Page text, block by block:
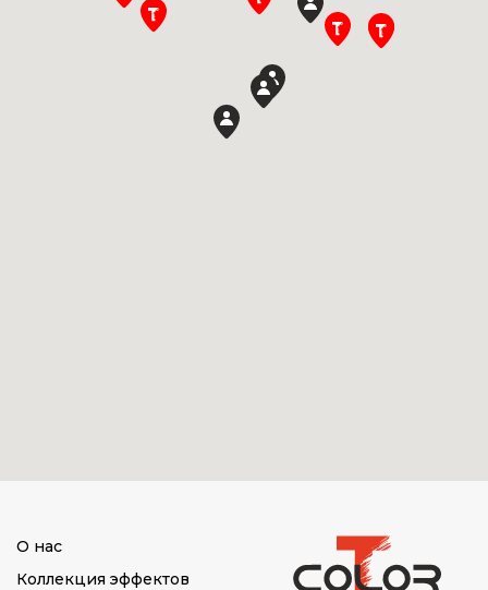
О нас
Коллекция эффектов